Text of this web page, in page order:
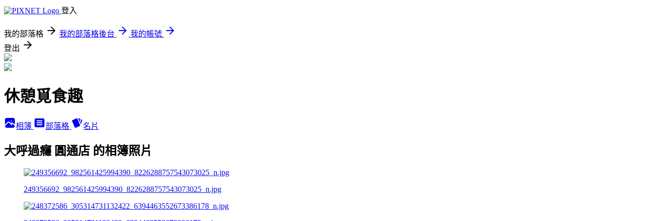
登入
我的部落格 我的部落格後台
我的帳號
登出
休憩覓食趣
相簿 部落格 名片
大呼過癮 圓通店 的相簿照片
249356692_982561425994390_8226288757543073025_n.jpg